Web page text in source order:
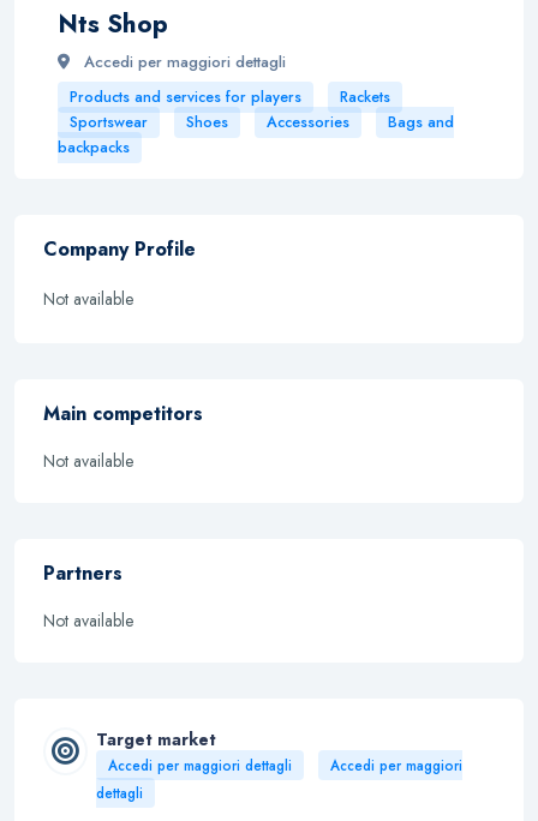
Nts Shop
Accedi per maggiori dettagli
Products and services for players
Rackets
Sportswear
Shoes Accessories
Bags and
backpacks
Company Profile
Not available
Main competitors
Not available
Partners
Not available
Target market
Accedi per maggiori dettagli
Accedi per maggiori
dettagli